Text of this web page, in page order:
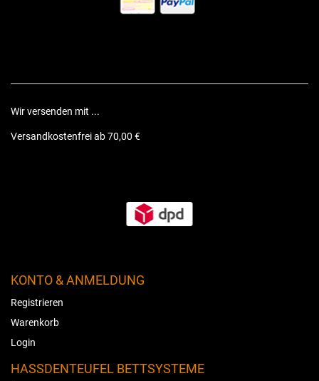
Wir versenden mit ...
Versandkostenfrei ab 70,00 €
KONTO & ANMELDUNG
Registrieren
Warenkorb
Login
HASSDENTEUFEL BETTSYSTEME